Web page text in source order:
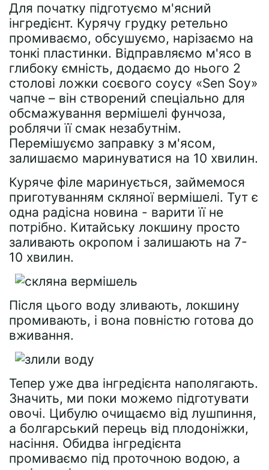
Для початку підготуємо м'ясний
інгредієнт. Курячу грудку ретельно
промиваємо, обсушуємо, нарізаємо на
тонкі пластинки. Відправляємо м'ясо в
глибоку ємність, додаємо до нього 2
столові ложки соєвого соусу «Sen Soy»
чапче – він створений спеціально для
обсмажування вермішелі фунчоза,
роблячи її смак незабутнім.
Перемішуємо заправку з м'ясом,
залишаємо маринуватися на 10 хвилин.
Куряче філе маринується, займемося
приготуванням скляної вермішелі. Тут є
одна радісна новина - варити її не
потрібно. Китайську локшину просто
заливають окропом і залишають на 7-
10 хвилин.
Після цього воду зливають, локшину
промивають, і вона повністю готова до
вживання.
Тепер уже два інгредієнта наполягають.
Значить, ми поки можемо підготувати
овочі. Цибулю очищаємо від лушпиння,
а болгарський перець від плодоніжки,
насіння. Обидва інгредієнта
промиваємо під проточною водою, а